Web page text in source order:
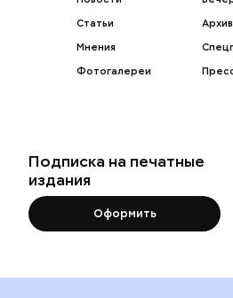
Статьи
Мнения
Фотогалереи
Подписка на печатные
издания
Оформить